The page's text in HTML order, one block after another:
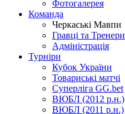
Фотогалерея
Команда
Черкаські Мавпи
Гравці та Тренери
Адміністрація
Турніри
Кубок України
Товариські матчі
Суперліга GG.bet
ВЮБЛ (2012 р.н.)
ВЮБЛ (2011 р.н.)